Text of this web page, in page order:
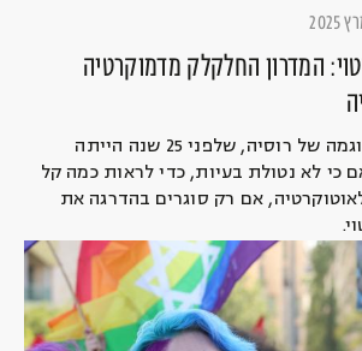
המדרון החלקלק מדמוקרטיה
החלטנו להתבונן בדוגמה של רוסיה, שלפני 25 שנה הייתה
כי לא נטולת בעיות, כדי לראות כמה קל
אם רק סוגרים בהדרגה את